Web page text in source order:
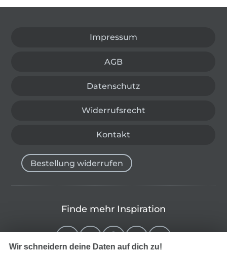
Impressum
AGB
Datenschutz
Widerrufsrecht
Kontakt
Bestellung widerrufen
Finde mehr Inspiration
Wir schneidern deine Daten auf dich zu!